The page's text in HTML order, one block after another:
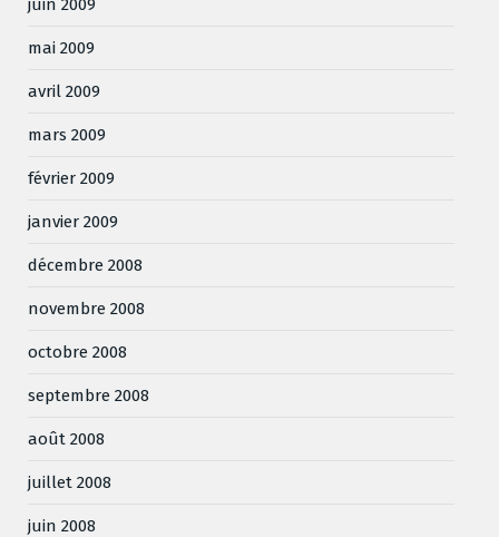
mai 2009
avril 2009
mars 2009
février 2009
janvier 2009
décembre 2008
novembre 2008
octobre 2008
septembre 2008
août 2008
juillet 2008
juin 2008